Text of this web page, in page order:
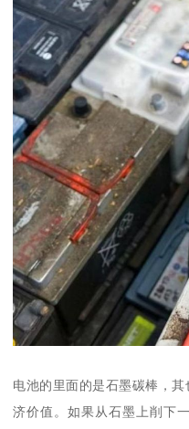
电池的里面的是石墨碳棒，
济价值。如果从石墨上削下